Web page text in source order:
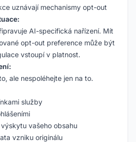
uznávají mechanismy opt-out
AI-specifická nařízení. Mít
opt-out preference může být
vstoupí v platnost.
ale nespoléhejte jen na to.
služby
vašeho obsahu
vzniku originálu